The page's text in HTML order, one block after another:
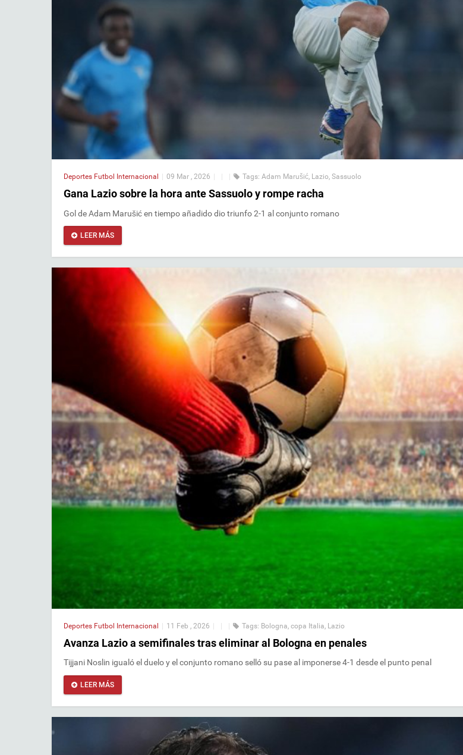
Deportes Futbol Internacional 09 Mar , 2026 Tags: Adam Marušić, Lazio, Sassuolo
Gana Lazio sobre la hora ante Sassuolo y rompe racha
Gol de Adam Marušić en tiempo añadido dio triunfo 2-1 al conjunto romano
LEER MÁS
Deportes Futbol Internacional | 11 Feb , 2026 | | | Tags: Bologna copa Italia Lazio
Avanza Lazio a semifinales tras eliminar al Bologna en penales
Tijjani Noslin igualó el duelo y el conjunto romano selló su pase al imponerse 4-1 desde el punto penal
LEER MÁS